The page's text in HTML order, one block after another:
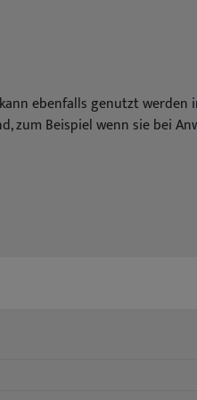
ebenfalls genutzt
Beispiel wenn sie bei